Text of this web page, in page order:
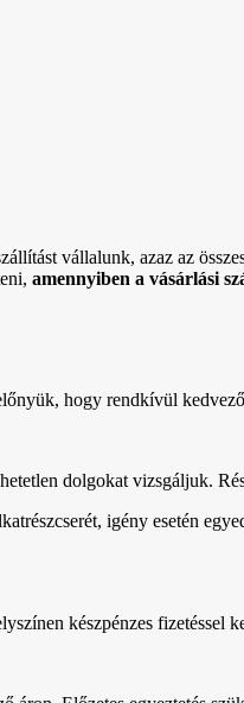
vállalunk, azaz az
amennyiben a vásárlási
hogy rendkívül
dolgokat vizsgáljuk.
igény esetén
készpénzes fizetéssel